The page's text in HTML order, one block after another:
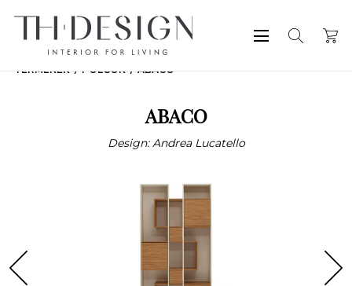
TERMÉKEK POLCOK ABACO
ABACO
Design: Andrea Lucatello